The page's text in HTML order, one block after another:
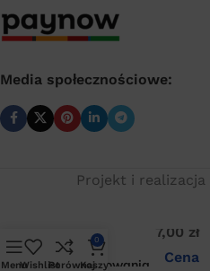
Media społecznościowe:
Projekt i realizacja
MIDI do
bloków
przygotowania
Cena
7,00 zł
Cena
MenuWishlistPorównaj
0
Koszyk